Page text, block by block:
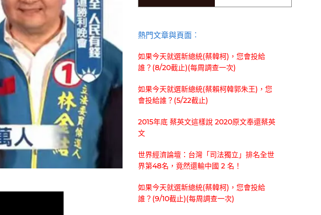
熱門文章與頁面︰
如果今天就選新總統(蔡韓柯)，您會投給
誰？(8/20截止)(每周調查一次)
如果今天就選新總統(蔡賴柯韓郭朱王)，您
會投給誰？(5/22截止)
2015年底 蔡英文這樣說 2020原文奉還蔡英
文
世界經濟論壇：台灣「司法獨立」排名全世
界第48名，竟然還輸中國 2 名！
如果今天就選新總統(蔡韓柯)，您會投給
誰？(9/10截止)(每周調查一次)